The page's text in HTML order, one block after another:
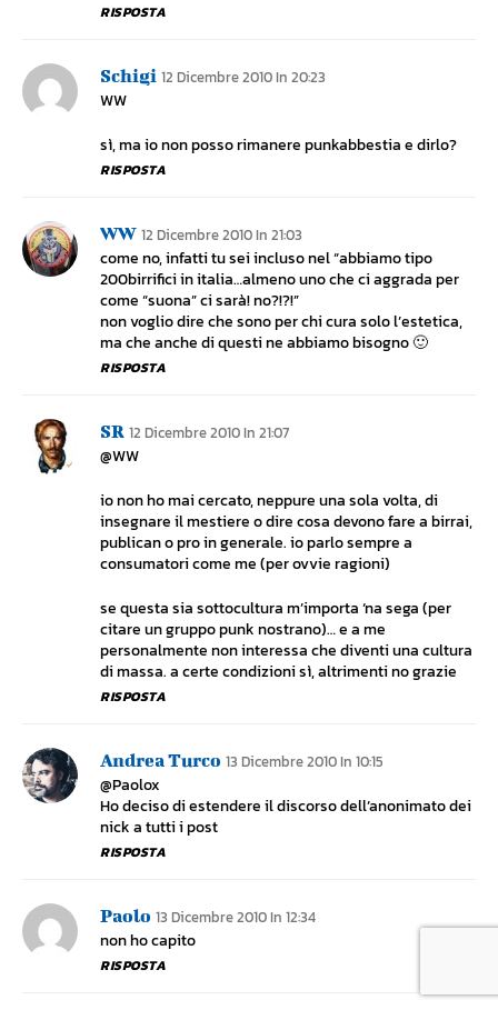
RISPOSTA
Schigi 12 Dicembre 2010 In 20:23
WW
sì, ma io non posso rimanere punkabbestia e dirlo?
RISPOSTA
WW 12 Dicembre 2010 In 21:03
come no, infatti tu sei incluso nel “abbiamo tipo
200birrifici in italia…almeno uno che ci aggrada per
come “suona” ci sarà! no?!?!”
non voglio dire che sono per chi cura solo l’estetica,
ma che anche di questi ne abbiamo bisogno 🙂
RISPOSTA
SR 12 Dicembre 2010 In 21:07
@WW
io non ho mai cercato, neppure una sola volta, di
insegnare il mestiere o dire cosa devono fare a birrai,
publican o pro in generale. io parlo sempre a
consumatori come me (per ovvie ragioni)
se questa sia sottocultura m’importa ‘na sega (per
citare un gruppo punk nostrano)… e a me
personalmente non interessa che diventi una cultura
di massa. a certe condizioni sì, altrimenti no grazie
RISPOSTA
Andrea Turco 13 Dicembre 2010 In 10:15
@Paolox
Ho deciso di estendere il discorso dell’anonimato dei
nick a tutti i post
RISPOSTA
Paolo 13 Dicembre 2010 In 12:34
non ho capito
RISPOSTA